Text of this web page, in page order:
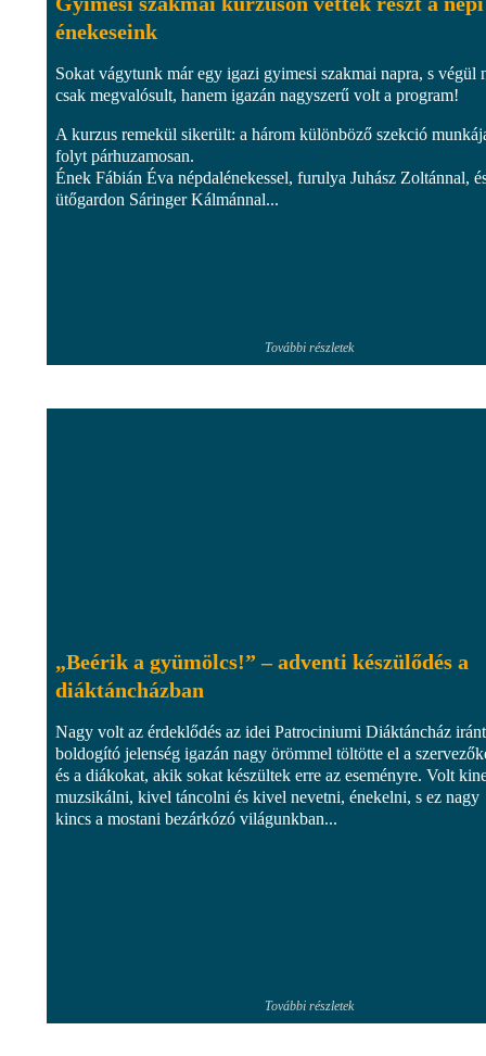
énekeseink
Sokat vágytunk már egy igazi gyimesi szakmai napra, s végül
csak megvalósult, hanem igazán nagyszerű volt a program!
A kurzus remekül sikerült: a három különböző szekció
folyt párhuzamosan.
Ének Fábián Éva népdalénekessel, furulya Juhász Zoltánnal,
ütőgardon Sáringer Kálmánnal...
További részletek
„Beérik a gyümölcs!” – adventi készülődés a
diáktáncházban
Nagy volt az érdeklődés az idei Patrociniumi Diáktáncház
boldogító jelenség igazán nagy örömmel töltötte el a
és a diákokat, akik sokat készültek erre az eseményre. Volt
muzsikálni, kivel táncolni és kivel nevetni, énekelni, s ez nagy
kincs a mostani bezárkózó világunkban...
További részletek